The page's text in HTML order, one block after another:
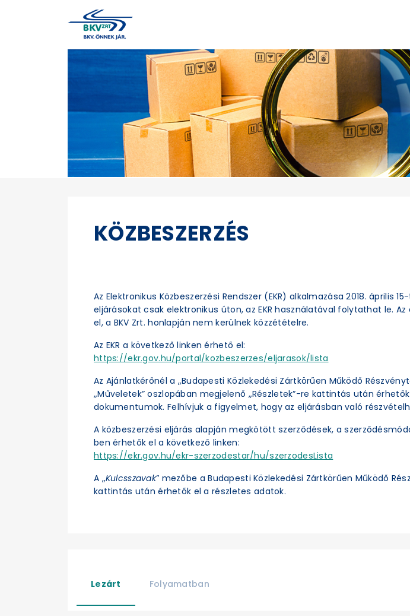
KÖZBESZERZÉS
Az Elektronikus Közbeszerzési Rendszer (EKR) alkalmazása 2018. április
eljárásokat csak elektronikus úton, az EKR használatával folytathat le.
el, a BKV Zrt. honlapján nem kerülnek közzétételre.
Az EKR a következő linken érhető el:
https://ekr.gov.hu/portal/kozbeszerzes/eljarasok/lista
Az Ajánlatkérőnél a „Budapesti Közlekedési Zártkörűen Működő
„Műveletek” oszlopában megjelenő „Részletek”-re kattintás után
dokumentumok. Felhívjuk a figyelmet, hogy az eljárásban való
A közbeszerzési eljárás alapján megkötött szerződések, a
ben érhetők el a következő linken:
https://ekr.gov.hu/ekr-szerzodestar/hu/szerzodesLista
A „Kulcsszavak” mezőbe a Budapesti Közlekedési Zártkörűen Működő
kattintás után érhetők el a részletes adatok.
Lezárt Folyamatban